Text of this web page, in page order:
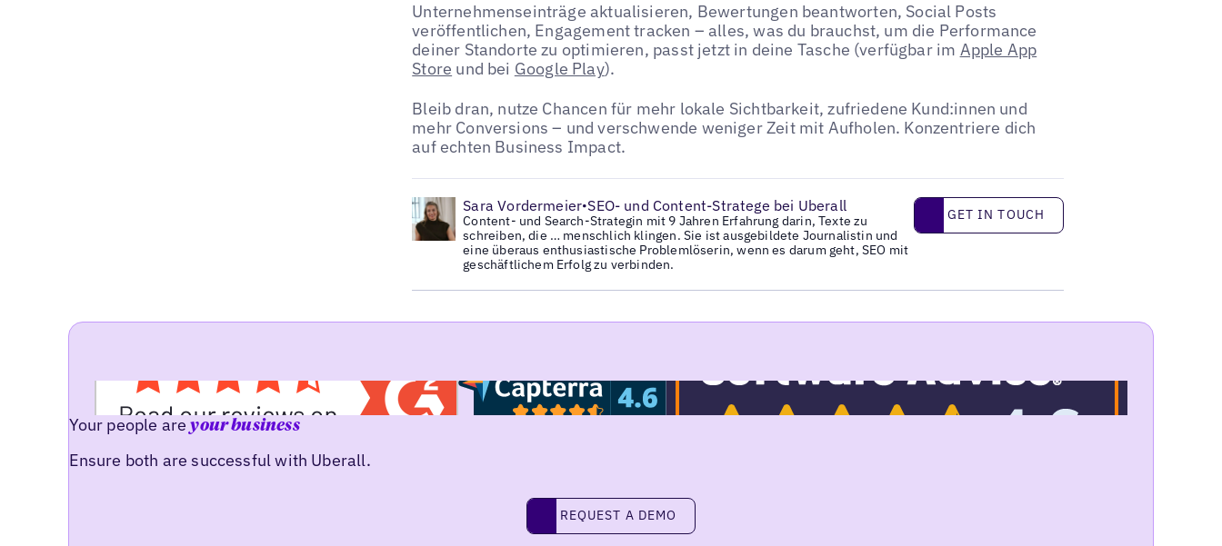
Unternehmenseinträge aktualisieren, Bewertungen beantworten, Social Posts
veröffentlichen, Engagement tracken – alles, was du brauchst, um die Performance
deiner Standorte zu optimieren, passt jetzt in deine Tasche (verfügbar im Apple App
Store und bei Google Play).
Bleib dran, nutze Chancen für mehr lokale Sichtbarkeit, zufriedene Kund:innen und
mehr Conversions – und verschwende weniger Zeit mit Aufholen. Konzentriere dich
auf echten Business Impact.
• Sara Vordermeier•SEO- und Content-Stratege bei Uberall
Content- und Search-Strategin mit 9 Jahren Erfahrung darin, Texte zu
schreiben, die … menschlich klingen. Sie ist ausgebildete Journalistin und
eine überaus enthusiastische Problemlöserin, wenn es darum geht, SEO mit
geschäftlichem Erfolg zu verbinden.
Get in touch
GET IN TOUCH
Your people areyour business
Ensure both are successful with Uberall.
Request a demo
REQUEST A DEMO